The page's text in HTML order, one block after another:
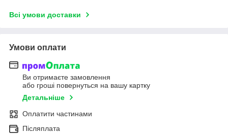
Всі умови доставки
Умови оплати
Ви отримаєте замовлення
або гроші повернуться на вашу картку
Детальніше
Оплатити частинами
Післяплата